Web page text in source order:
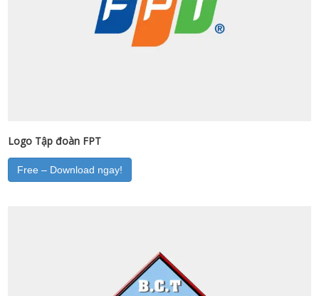
Logo Tập đoàn FPT
Free – Download ngay!